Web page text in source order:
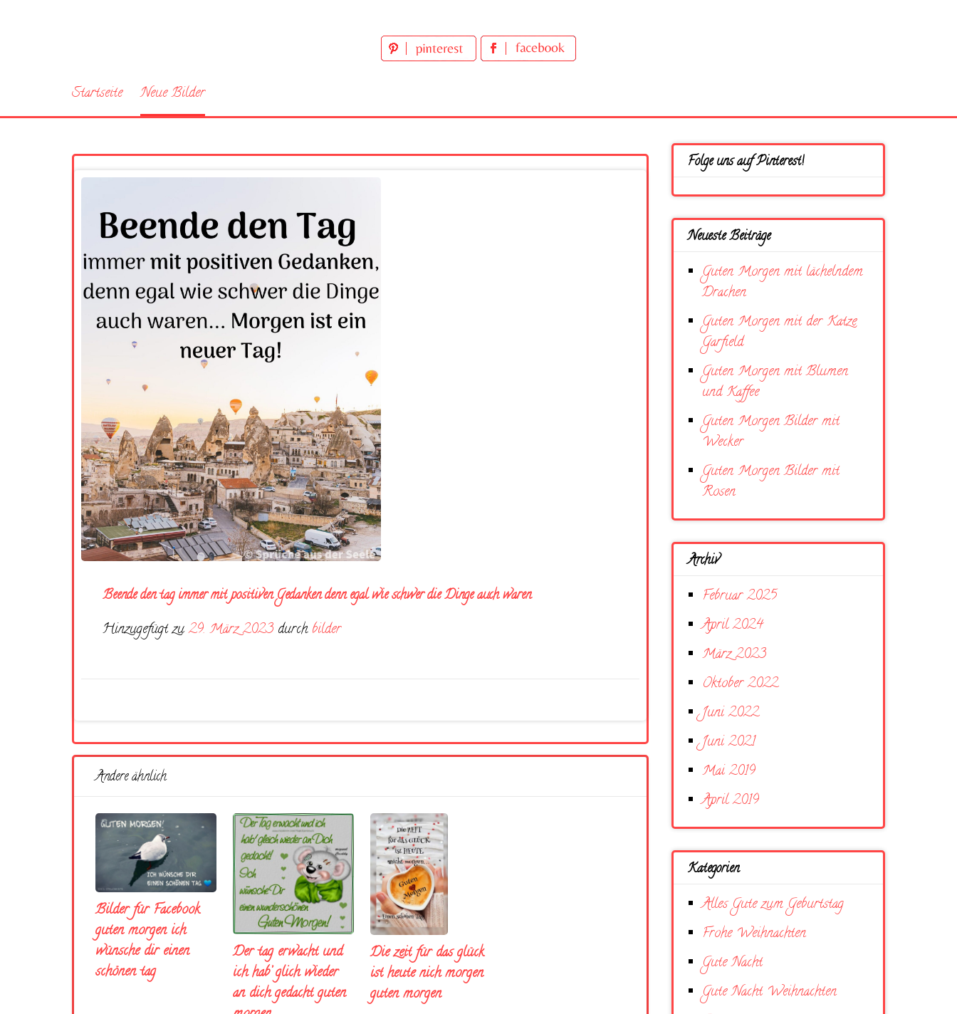
Startseite Neue Bilder
Beende den tag immer mit positiven Gedanken denn egal wie schwer die Dinge auch waren
Hinzugefügt zu29. März 2023 durch bilder
Andere ähnlich
Bilder für Facebook
guten morgen ich
wünsche dir einen
schönen tag
Der tag erwacht und
ich hab’ glich wieder
an dich gedacht guten
Die zeit für das glück
ist heute nich morgen
guten morgen
Folge uns auf Pinterest!
Neueste Beiträge
Guten Morgen mit lächelndem
Drachen
Guten Morgen mit der Katze
Garfield
Guten Morgen mit Blumen
und Kaffee
Guten Morgen Bilder mit
Wecker
Guten Morgen Bilder mit
Rosen
Archiv
Februar 2025
April 2024
März 2023
Oktober 2022
Juni 2022
Juni 2021
Mai 2019
April 2019
Kategorien
Alles Gute zum Geburtstag
Frohe Weihnachten
Gute Nacht
Gute Nacht Weihnachten